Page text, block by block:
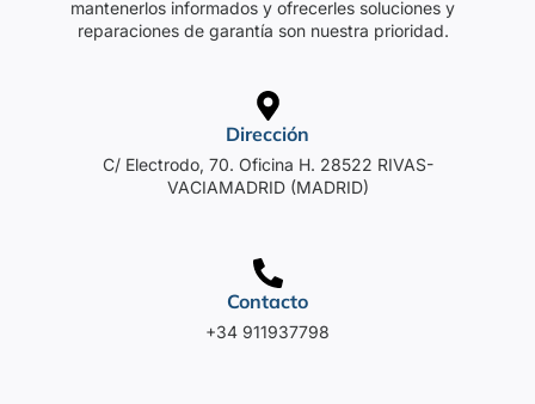
mantenerlos informados y ofrecerles soluciones y
reparaciones de garantía son nuestra prioridad.
Dirección
C/ Electrodo, 70. Oficina H. 28522 RIVAS-
VACIAMADRID (MADRID)
Contacto
+34 911937798